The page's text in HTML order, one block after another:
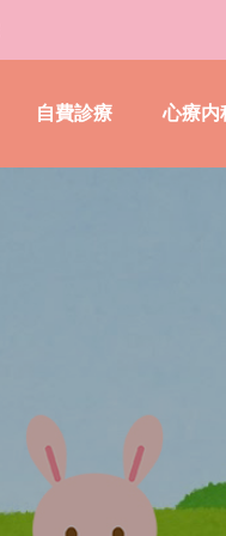
自費診療 心療内